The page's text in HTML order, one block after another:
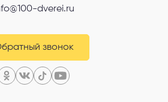
dverei.ru
звонок